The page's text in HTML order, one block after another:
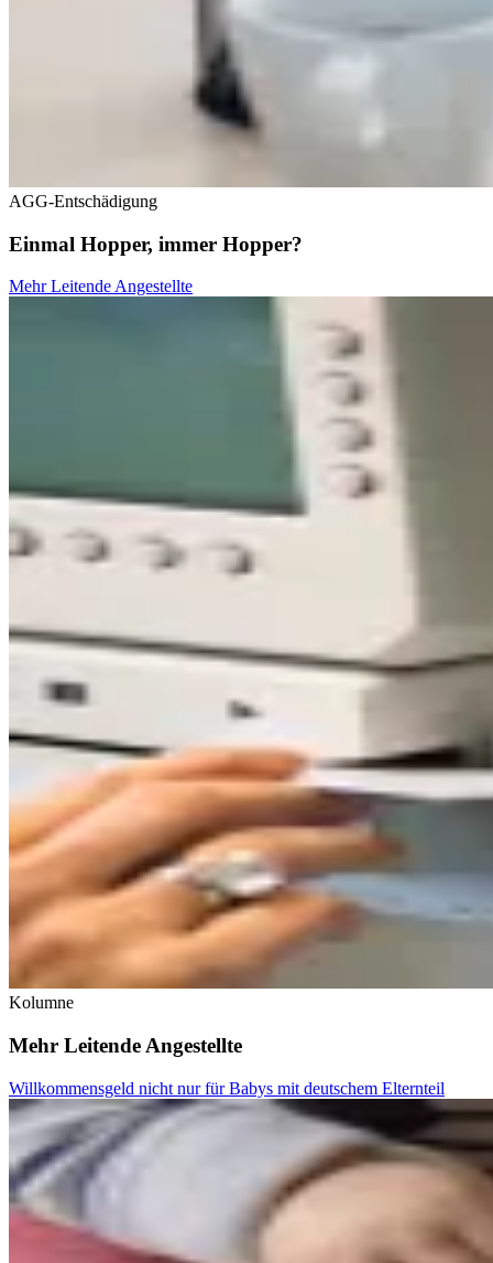
AGG-Entschädigung
Einmal Hopper, immer Hopper?
Mehr Leitende Angestellte
Kolumne
Mehr Leitende Angestellte
Willkommensgeld nicht nur für Babys mit deutschem Elternteil